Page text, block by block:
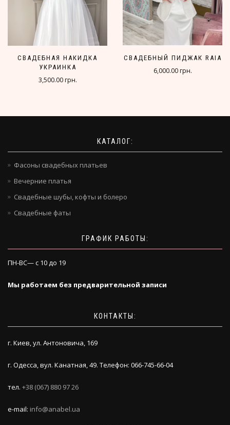
СВАДЕБНАЯ НАКИДКА
УКРАИНКА
3,500.00 грн.
СВАДЕБНЫЙ ПИДЖАК RAIA
6,000.00 грн.
КАТАЛОГ:
Фасоны свадебных платьев
Вечерние платья
Свадебные шубы, кофты и болеро
Свадебные фаты
ГРАФИК РАБОТЫ:
ПН-ВС— с 10 до 19
Мы работаем без предварительной записи
КОНТАКТЫ:
г. Киев, ул. Антоновича, 169
г. Одесса, вул. Канатная, 49. Телефон: 066-745-66-04
тел. +38 (067) 880 97 26
e-mail: info@anabel.ua